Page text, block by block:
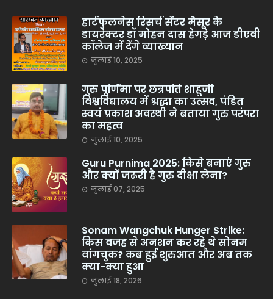
हार्टफुलनेस रिसर्च सेंटर मैसूर के
डायरेक्टर डॉ मोहन दास हेगड़े आज डीएवी
कॉलेज में देंगे व्याख्यान
जुलाई 10, 2025
गुरु पूर्णिमा पर छत्रपति शाहूजी
विश्वविद्यालय में श्रद्धा का उत्सव, पंडित
स्वयं प्रकाश अवस्थी ने बताया गुरु परंपरा
का महत्व
जुलाई 10, 2025
Guru Purnima 2025: किसे बनाएं गुरु
और क्यों जरूरी है गुरु दीक्षा लेना?
जुलाई 07, 2025
Sonam Wangchuk Hunger Strike:
किस वजह से अनशन कर रहे थे सोनम
वांगचुक? कब हुई शुरुआत और अब तक
क्या-क्या हुआ
जुलाई 18, 2026